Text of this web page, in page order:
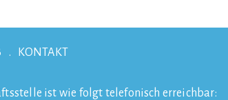
KONTAKT
ist wie folgt telefonisch erreichbar: